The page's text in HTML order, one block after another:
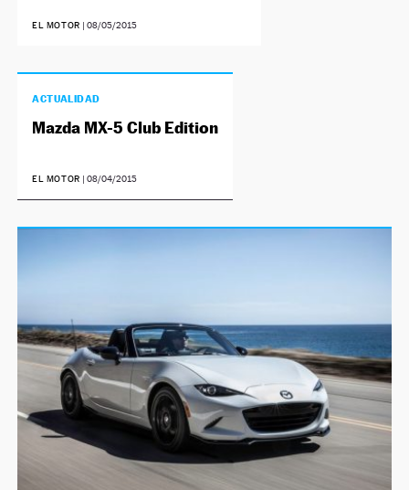
EL MOTOR | 08/05/2015
ACTUALIDAD
Mazda MX-5 Club Edition
EL MOTOR | 08/04/2015